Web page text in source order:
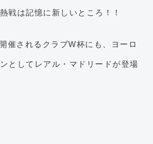
戦は記憶に新しいところ！！
催されるクラブW杯にも、ヨーロ
としてレアル・マドリードが登場